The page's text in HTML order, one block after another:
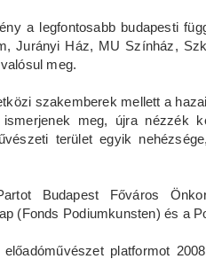
a legfontosabb budapesti
Jurányi Ház, MU Színház,
meg.
szakemberek mellett a
meg, újra nézzék
terület egyik
Budapest Főváros
(Fonds Podiumkunsten) és a
platformot